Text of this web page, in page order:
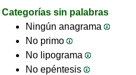
Categorías sin palabras
Ningún anagrama
No primo
No lipograma
No epéntesis